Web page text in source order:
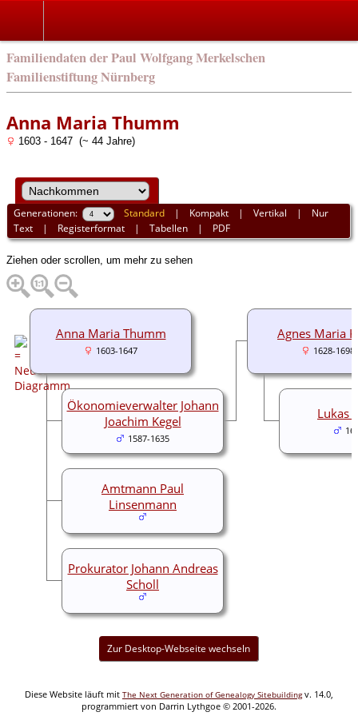
Familiendaten der Paul Wolfgang Merkelschen
Familienstiftung Nürnberg
Anna Maria Thumm
1603 - 1647 (~ 44 Jahre)
Generationen: Standard | Kompakt |Vertikal | Nur
Text | Registerformat |Tabellen | PDF
Ziehen oder scrollen, um mehr zu sehen
Agnes Maria
1628-1698
Lukas
Anna Maria Thumm
1603-1647
Ökonomieverwalter Johann
Joachim Kegel
1587-1635
Amtmann Paul
Linsenmann
Prokurator Johann Andreas
Scholl
Zur Desktop-Webseite wechseln
Diese Website läuft mit The Next Generation of Genealogy Sitebuildingv. 14.0,
programmiert von Darrin Lythgoe © 2001-2026.